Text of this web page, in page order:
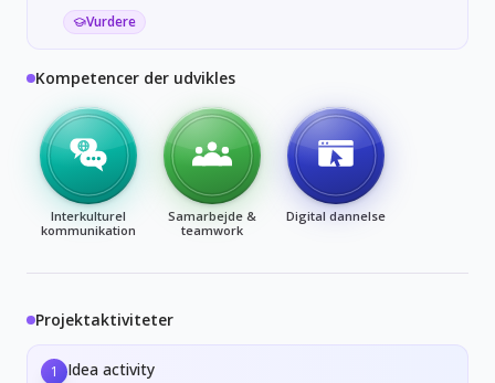
Vurdere
Kompetencer der udvikles
Interkulturel
kommunikation
Samarbejde &
teamwork
Digital dannelse
Projektaktiviteter
1 Idea activity